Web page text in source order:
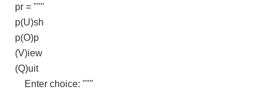
pr = """
p(U)sh
p(O)p
(V)iew
(Q)uit
Enter choice: """